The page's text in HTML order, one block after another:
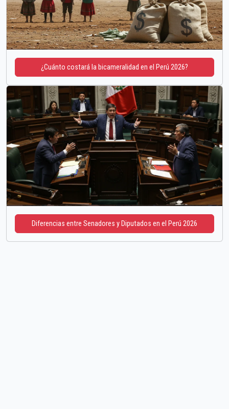
¿Cuánto costará la bicameralidad en el Perú 2026?
Diferencias entre Senadores y Diputados en el Perú 2026